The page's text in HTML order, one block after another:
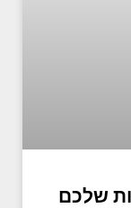
שלכם